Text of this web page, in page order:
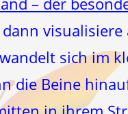
visualisiere
sich im
die Beine